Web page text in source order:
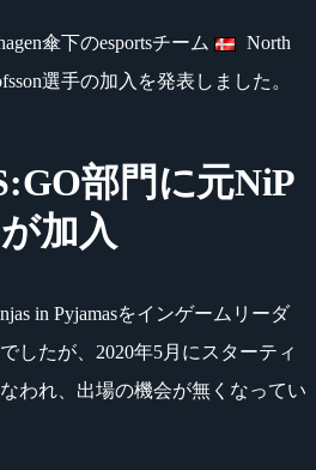
傘下のesportsチーム
North
選手の加入を発表しました。
部門に元NiP
加入
in Pyjamasをインゲームリーダ
したが、2020年5月にスターティ
われ、出場の機会が無くなってい